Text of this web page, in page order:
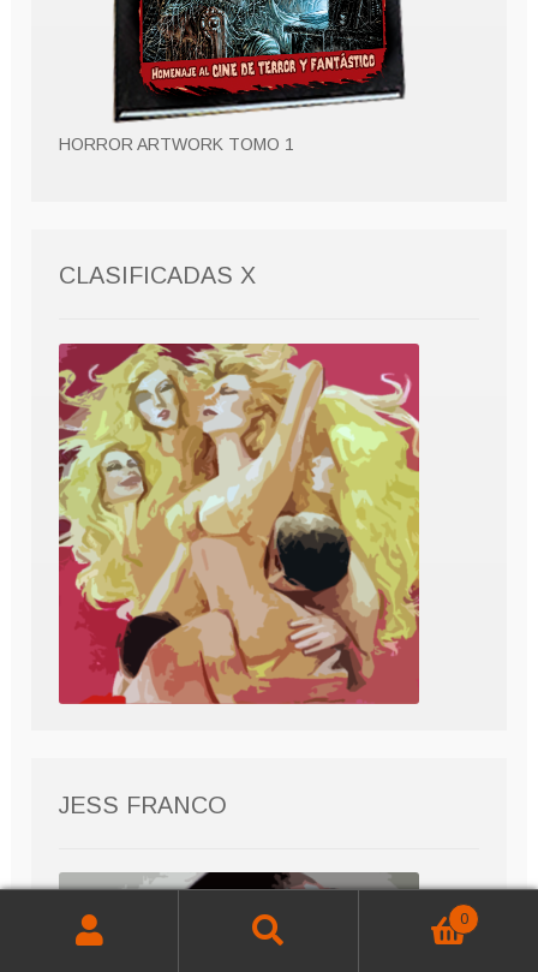
HORROR ARTWORK TOMO 1
CLASIFICADAS X
JESS FRANCO
Buscar
0